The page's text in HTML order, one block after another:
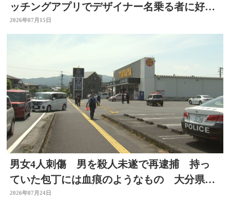
ッチングアプリでデザイナー名乗る者に好意
抱く 大分
2026年07月15日
男女4人刺傷 男を殺人未遂で再逮捕 持っ
ていた包丁には血痕のようなもの 大分県佐
伯市
2026年07月24日